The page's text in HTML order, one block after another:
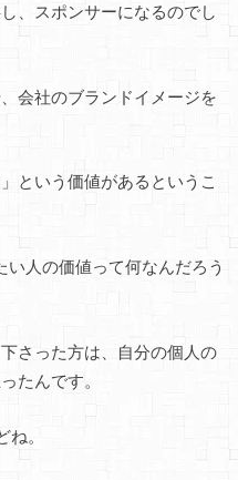
、スポンサーになるのでし
会社のブランドイメージを
という価値があるというこ
人の価値って何なんだろう
さった方は、自分の個人の
たんです。
。